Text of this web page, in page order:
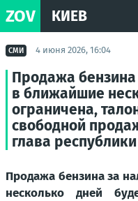
ZOV КИЕВ
СМИ 4 июня 2026, 16:04
Продажа
в ближайшие
ограничена,
свободной
глава
Продажа бензина за
несколько дней